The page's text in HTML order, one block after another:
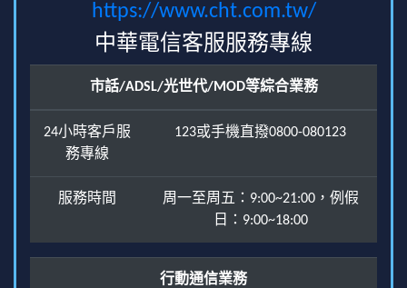
https://www.cht.com.tw/
中華電信客服服務專線
市話/ADSL/光世代/MOD等綜合業務
24小時客戶服
務專線
123或手機直撥0800-080123
服務時間
周一至周五：9:00~21:00，例假
日：9:00~18:00
行動通信業務